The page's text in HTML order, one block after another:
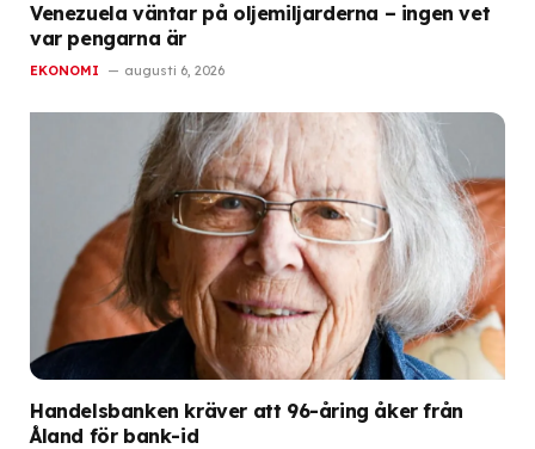
Venezuela väntar på oljemiljarderna – ingen vet
var pengarna är
EKONOMI augusti 6, 2026
Handelsbanken kräver att 96-åring åker från
Åland för bank-id